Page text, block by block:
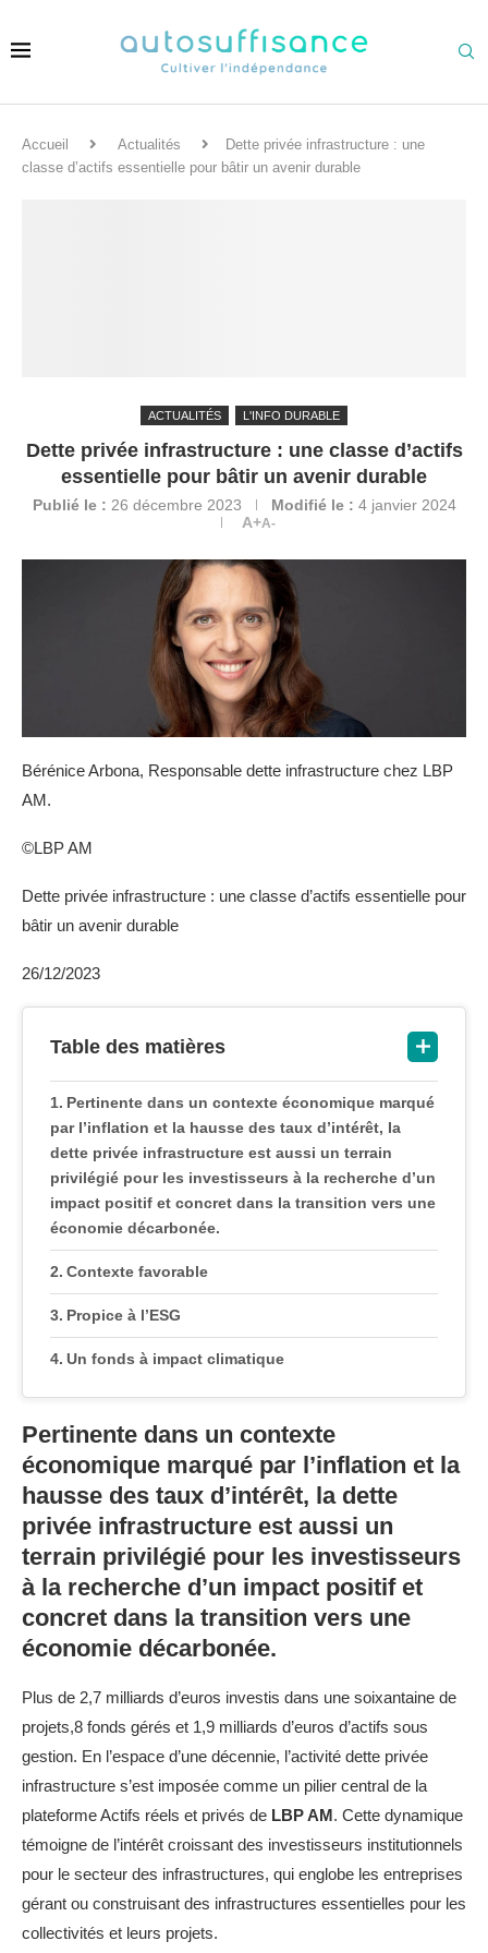
Accueil Actualités
Dette privée infrastructure : une
classe d’actifs essentielle pour bâtir un avenir durable
ACTUALITÉS L'INFO DURABLE
Dette privée infrastructure : une classe d’actifs
essentielle pour bâtir un avenir durable
Publié le : 26 décembre 2023 Modifié le : 4 janvier 2024
A+A-
Bérénice Arbona, Responsable dette infrastructure chez LBP
AM.
©LBP AM
Dette privée infrastructure : une classe d’actifs essentielle pour
bâtir un avenir durable
26/12/2023
Table des matières
Pertinente dans un contexte économique marqué
par l’inflation et la hausse des taux d’intérêt, la
dette privée infrastructure est aussi un terrain
privilégié pour les investisseurs à la recherche d’un
impact positif et concret dans la transition vers une
économie décarbonée.
Contexte favorable
Propice à l’ESG
Un fonds à impact climatique
Pertinente dans un contexte
économique marqué par l’inflation et la
hausse des taux d’intérêt, la dette
privée infrastructure est aussi un
terrain privilégié pour les investisseurs
à la recherche d’un impact positif et
concret dans la transition vers une
économie décarbonée.
Plus de 2,7 milliards d’euros investis dans une soixantaine de
projets,8 fonds gérés et 1,9 milliards d’euros d’actifs sous
gestion. En l’espace d’une décennie, l’activité dette privée
infrastructure s’est imposée comme un pilier central de la
plateforme Actifs réels et privés de LBP AM. Cette dynamique
témoigne de l’intérêt croissant des investisseurs institutionnels
pour le secteur des infrastructures, qui englobe les entreprises
gérant ou construisant des infrastructures essentielles pour les
collectivités et leurs projets.